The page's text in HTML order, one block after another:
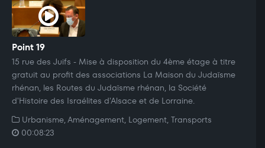
Point 19
15 rue des Juifs - Mise à disposition du 4ème étage à titre
gratuit au profit des associations La Maison du Judaïsme
rhénan, les Routes du Judaïsme rhénan, la Société
d'Histoire des Israélites d'Alsace et de Lorraine.
Urbanisme, Aménagement, Logement, Transports
00:08:23